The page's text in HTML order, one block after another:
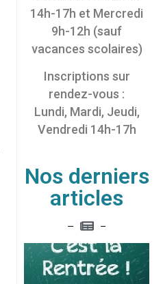
14h-17h et Mercredi
9h-12h (sauf
vacances scolaires)
Inscriptions sur
rendez-vous :
Lundi, Mardi, Jeudi,
Vendredi 14h-17h
Nos derniers
articles